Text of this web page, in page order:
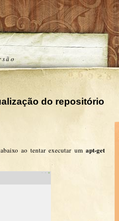
do repositório
ao tentar executar um apt-get